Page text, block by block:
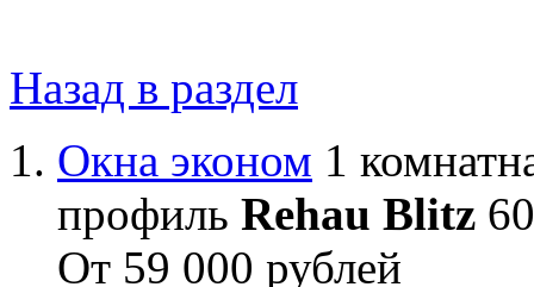
Назад в раздел
Окна эконом 1
профиль Rehau Blitz
От 59 000 рублей